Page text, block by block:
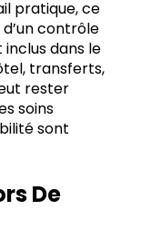
pratique, ce
contrôle
dans le
transferts,
rester
soins
sont
De